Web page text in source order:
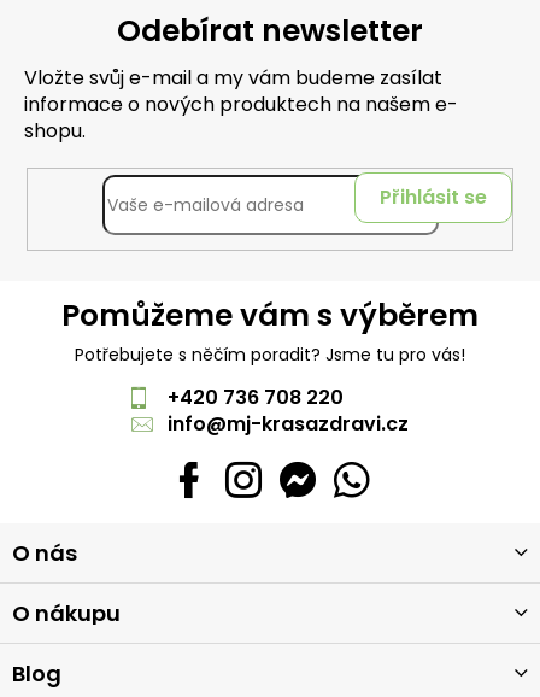
Odebírat newsletter
Vložte svůj e-mail a my vám budeme zasílat
informace o nových produktech na našem e-
shopu.
Přihlásit se
Pomůžeme vám s výběrem
Potřebujete s něčím poradit? Jsme tu pro vás!
+420 736 708 220
info@mj-krasazdravi.cz
á
p
a
t
O nás
O nákupu
Blog